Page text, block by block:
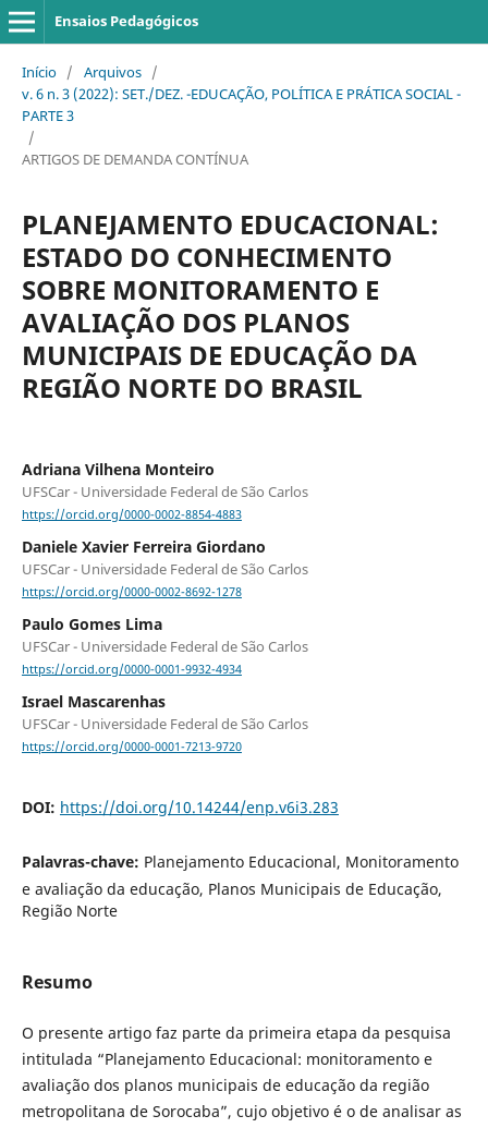
Ensaios Pedagógicos
Início / Arquivos /
v. 6 n. 3 (2022): SET./DEZ. -EDUCAÇÃO, POLÍTICA E PRÁTICA SOCIAL -
PARTE 3
/
ARTIGOS DE DEMANDA CONTÍNUA
PLANEJAMENTO EDUCACIONAL:
ESTADO DO CONHECIMENTO
SOBRE MONITORAMENTO E
AVALIAÇÃO DOS PLANOS
MUNICIPAIS DE EDUCAÇÃO DA
REGIÃO NORTE DO BRASIL
Adriana Vilhena Monteiro
UFSCar - Universidade Federal de São Carlos
https://orcid.org/0000-0002-8854-4883
Daniele Xavier Ferreira Giordano
UFSCar - Universidade Federal de São Carlos
https://orcid.org/0000-0002-8692-1278
Paulo Gomes Lima
UFSCar - Universidade Federal de São Carlos
https://orcid.org/0000-0001-9932-4934
Israel Mascarenhas
UFSCar - Universidade Federal de São Carlos
https://orcid.org/0000-0001-7213-9720
DOI: https://doi.org/10.14244/enp.v6i3.283
Palavras-chave: Planejamento Educacional, Monitoramento
e avaliação da educação, Planos Municipais de Educação,
Região Norte
Resumo
O presente artigo faz parte da primeira etapa da pesquisa
intitulada “Planejamento Educacional: monitoramento e
avaliação dos planos municipais de educação da região
metropolitana de Sorocaba”, cujo objetivo é o de analisar as